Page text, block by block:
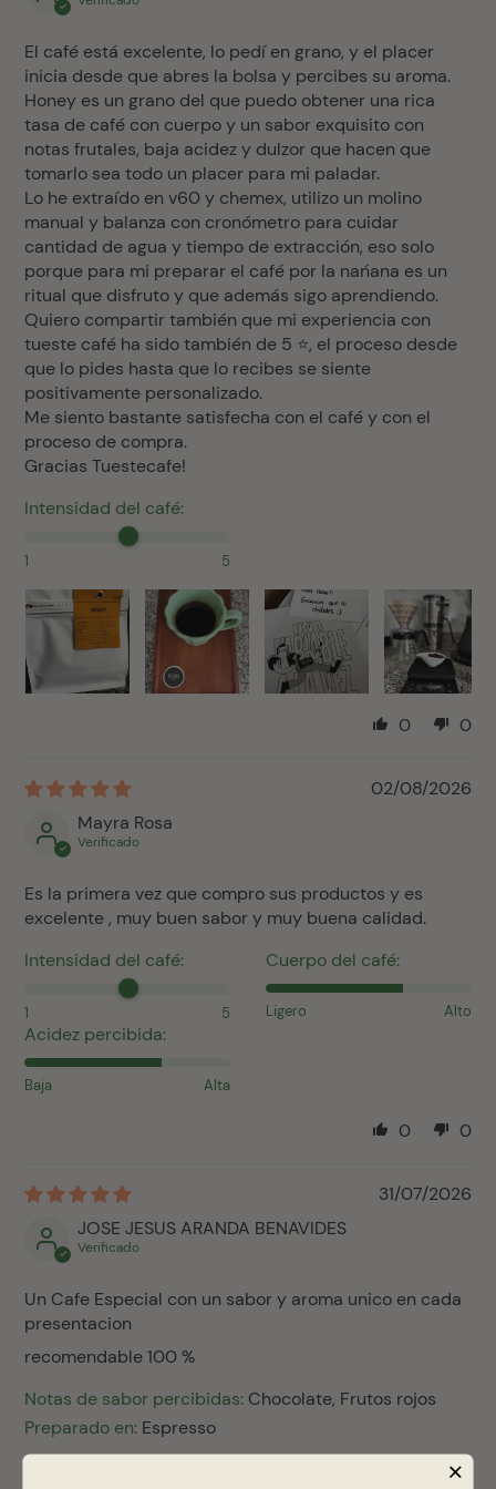
El café está excelente, lo pedí en grano, y el placer
inicia desde que abres la bolsa y percibes su aroma.
Honey es un grano del que puedo obtener una rica
tasa de café con cuerpo y un sabor exquisito con
notas frutales, baja acidez y dulzor que hacen que
tomarlo sea todo un placer para mi paladar.
Lo he extraído en v60 y chemex, utilizo un molino
manual y balanza con cronómetro para cuidar
cantidad de agua y tiempo de extracción, eso solo
porque para mi preparar el café por la nańana es un
ritual que disfruto y que además sigo aprendiendo.
Quiero compartir también que mi experiencia con
tueste café ha sido también de 5 ⭐️, el proceso desde
que lo pides hasta que lo recibes se siente
positivamente personalizado.
Me siento bastante satisfecha con el café y con el
proceso de compra.
Gracias Tuestecafe!
Intensidad del café:
1 5
0 0
02/08/2026
Mayra Rosa
Es la primera vez que compro sus productos y es
excelente , muy buen sabor y muy buena calidad.
Intensidad del café:
1 5
Cuerpo del café:
Ligero Alto
Acidez percibida:
Baja Alta
0 0
31/07/2026
JOSE JESUS ARANDA BENAVIDES
Un Cafe Especial con un sabor y aroma unico en cada
presentacion
recomendable 100 %
Notas de sabor percibidas: Chocolate, Frutos rojos
Preparado en: Espresso